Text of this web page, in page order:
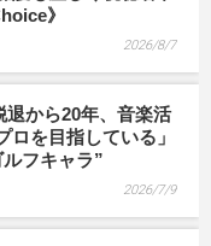
》
2026/8/7
から20年、音楽活
ロを目指している」
フキャラ”
2026/7/9